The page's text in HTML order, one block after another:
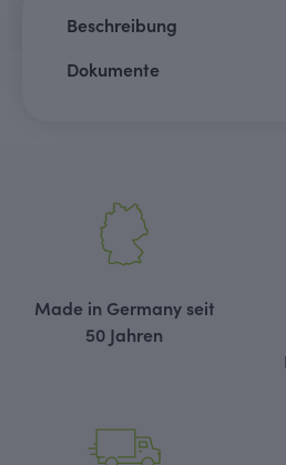
Beschreibung
Dokumente
Made in Germany seit
50 Jahren